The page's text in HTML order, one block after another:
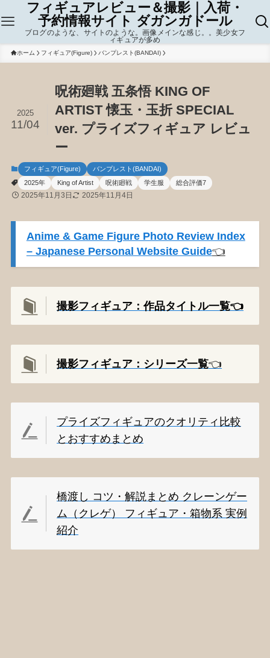
フィギュアレビュー＆撮影｜入荷・
予約情報サイト ダガンガドール
ブログのような、サイトのような。画像メインな感じ。。美少女フ
ィギュアが多め
ホーム フィギュア(Figure) バンプレスト(BANDAI)
呪術廻戦 五条悟 KING OF
ARTIST 懐玉・玉折 SPECIAL
ver. プライズフィギュア レビュ
ー
2025
11/04
フィギュア(Figure)
バンプレスト(BANDAI)
2025年
King of Artist 呪術廻戦 学生服 総合評価7
2025年11月3日 2025年11月4日
Anime & Game Figure Photo Review Index
– Japanese Personal Website Guide👈️
撮影フィギュア：作品タイトル一覧👈️
撮影フィギュア：シリーズ一覧👈️
プライズフィギュアのクオリティ比較
とおすすめまとめ
橋渡し コツ・解説まとめ クレーンゲー
ム（クレゲ） フィギュア・箱物系 実例
紹介